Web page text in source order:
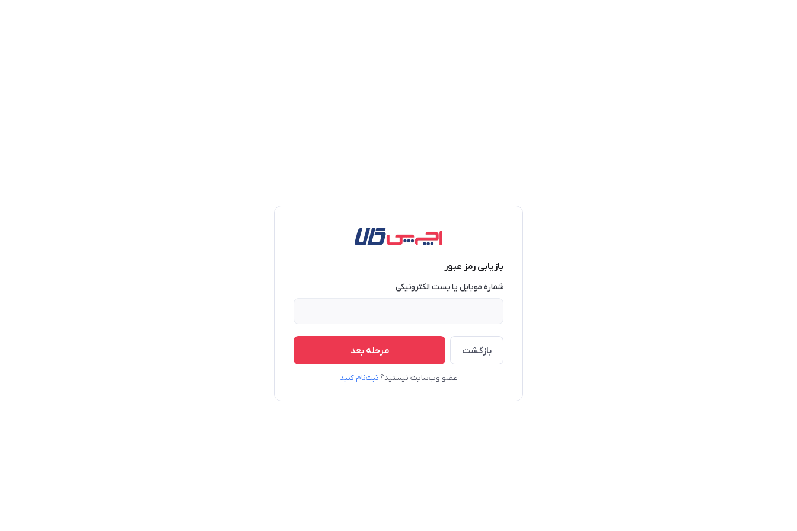
بازیابی رمز عبور
شماره موبایل یا پست الکترونیکی
بازگشت مرحله بعد
عضو وب‌سایت نیستید؟ ثبت‌نام کنید